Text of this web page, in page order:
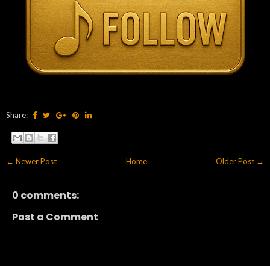
Share:
← Newer Post Older Post →
Home
0 comments:
Post a Comment